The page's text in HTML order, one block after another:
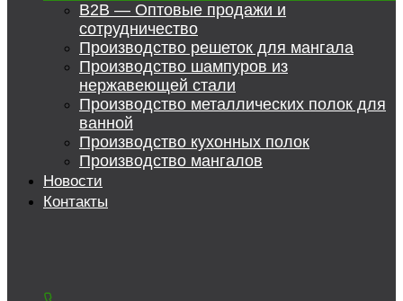
B2B — Оптовые продажи и
сотрудничество
Производство решеток для мангала
Производство шампуров из
нержавеющей стали
Производство металлических полок для
ванной
Производство кухонных полок
Производство мангалов
Новости
Контакты